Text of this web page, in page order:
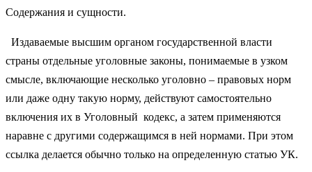
Содержания и сущности.
Издаваемые высшим органом государственной власти
страны отдельные уголовные законы, понимаемые в узком
смысле, включающие несколько уголовно – правовых норм
или даже одну такую норму, действуют самостоятельно
включения их в Уголовный кодекс, а затем применяются
наравне с другими содержащимся в ней нормами. При этом
ссылка делается обычно только на определенную статью УК.